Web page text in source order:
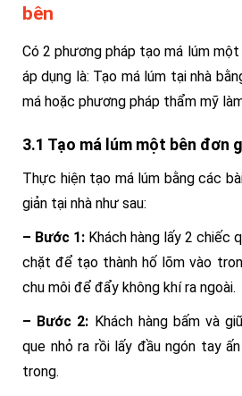
bên
Có 2 phương pháp tạo má lúm
áp dụng là: Tạo má lúm tại nhà
má hoặc phương pháp thẩm mỹ
3.1 Tạo má lúm một bên đơn
Thực hiện tạo má lúm bằng các
giản tại nhà như sau:
– Bước 1: Khách hàng lấy 2 chiếc
chặt để tạo thành hố lõm vào
chu môi để đẩy không khí ra ngoài.
– Bước 2: Khách hàng bấm và
que nhỏ ra rồi lấy đầu ngón tay
trong.